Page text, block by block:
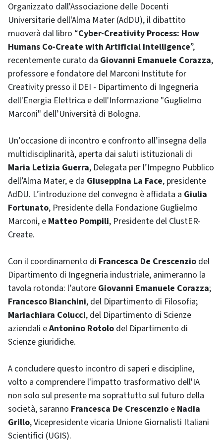
Organizzato dall'Associazione delle Docenti
Universitarie dell'Alma Mater (AdDU), il dibattito
muoverà dal libro “Cyber-Creativity Process: How
Humans Co-Create with Artificial Intelligence”,
recentemente curato da Giovanni Emanuele Corazza,
professore e fondatore del Marconi Institute for
Creativity presso il DEI - Dipartimento di Ingegneria
dell'Energia Elettrica e dell'Informazione "Guglielmo
Marconi" dell’Università di Bologna.
Un’occasione di incontro e confronto all’insegna della
multidisciplinarità, aperta dai saluti istituzionali di
Maria Letizia Guerra, Delegata per l’Impegno Pubblico
dell’Alma Mater, e da Giuseppina La Face, presidente
AdDU. L’introduzione del convegno è affidata a Giulia
Fortunato, Presidente della Fondazione Guglielmo
Marconi, e Matteo Pompili, Presidente del ClustER-
Create.
Con il coordinamento di Francesca De Crescenzio del
Dipartimento di Ingegneria industriale, animeranno la
tavola rotonda: l’autore Giovanni Emanuele Corazza;
Francesco Bianchini, del Dipartimento di Filosofia;
Mariachiara Colucci, del Dipartimento di Scienze
aziendali eAntonino Rotolo del Dipartimento di
Scienze giuridiche.
A concludere questo incontro di saperi e discipline,
volto a comprendere l'impatto trasformativo dell'IA
non solo sul presente ma soprattutto sul futuro della
società, saranno Francesca De Crescenzio e Nadia
Grillo, Vicepresidente vicaria Unione Giornalisti Italiani
Scientifici (UGIS).